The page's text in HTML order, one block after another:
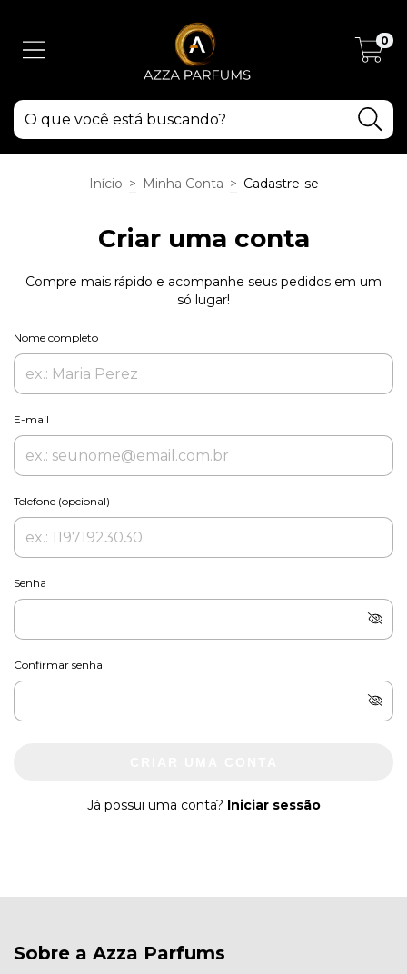
0
Início > Minha Conta > Cadastre-se
Criar uma conta
Compre mais rápido e acompanhe seus pedidos em um
só lugar!
Nome completo
E-mail
Telefone (opcional)
Senha
Confirmar senha
Já possui uma conta? Iniciar sessão
Sobre a Azza Parfums